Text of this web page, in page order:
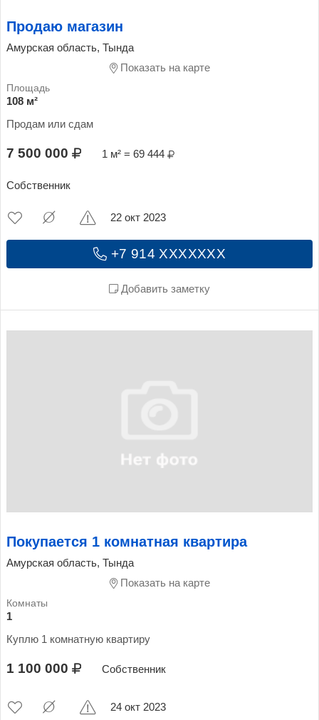
Продаю магазин
Амурская область, Тында
Показать на карте
108 м²
Продам или сдам
7 500 000 1 м² = 69 444
Собственник
+7 914 XXXXXXX
Добавить заметку
22 окт 2023
Покупается 1 комнатная квартира
Амурская область, Тында
Показать на карте
1
Куплю 1 комнатную квартиру
1 100 000 Собственник
24 окт 2023